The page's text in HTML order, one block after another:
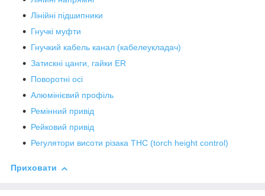
Лінійні підшипники
Гнучкі муфти
Гнучкий кабель канал (кабелеукладач)
Затискні цанги, гайки ER
Поворотні осі
Алюмінієвий профіль
Ремінний привід
Рейковий привід
Регулятори висоти різака THC (torch height control)
Приховати